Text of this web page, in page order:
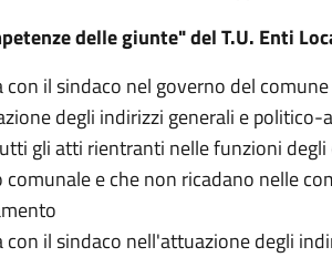
delle giunte" del T.U. Enti
con il sindaco nel governo del
degli indirizzi generali e
gli atti rientranti nelle funzioni
comunale e che non ricadano nelle
con il sindaco nell'attuazione degli